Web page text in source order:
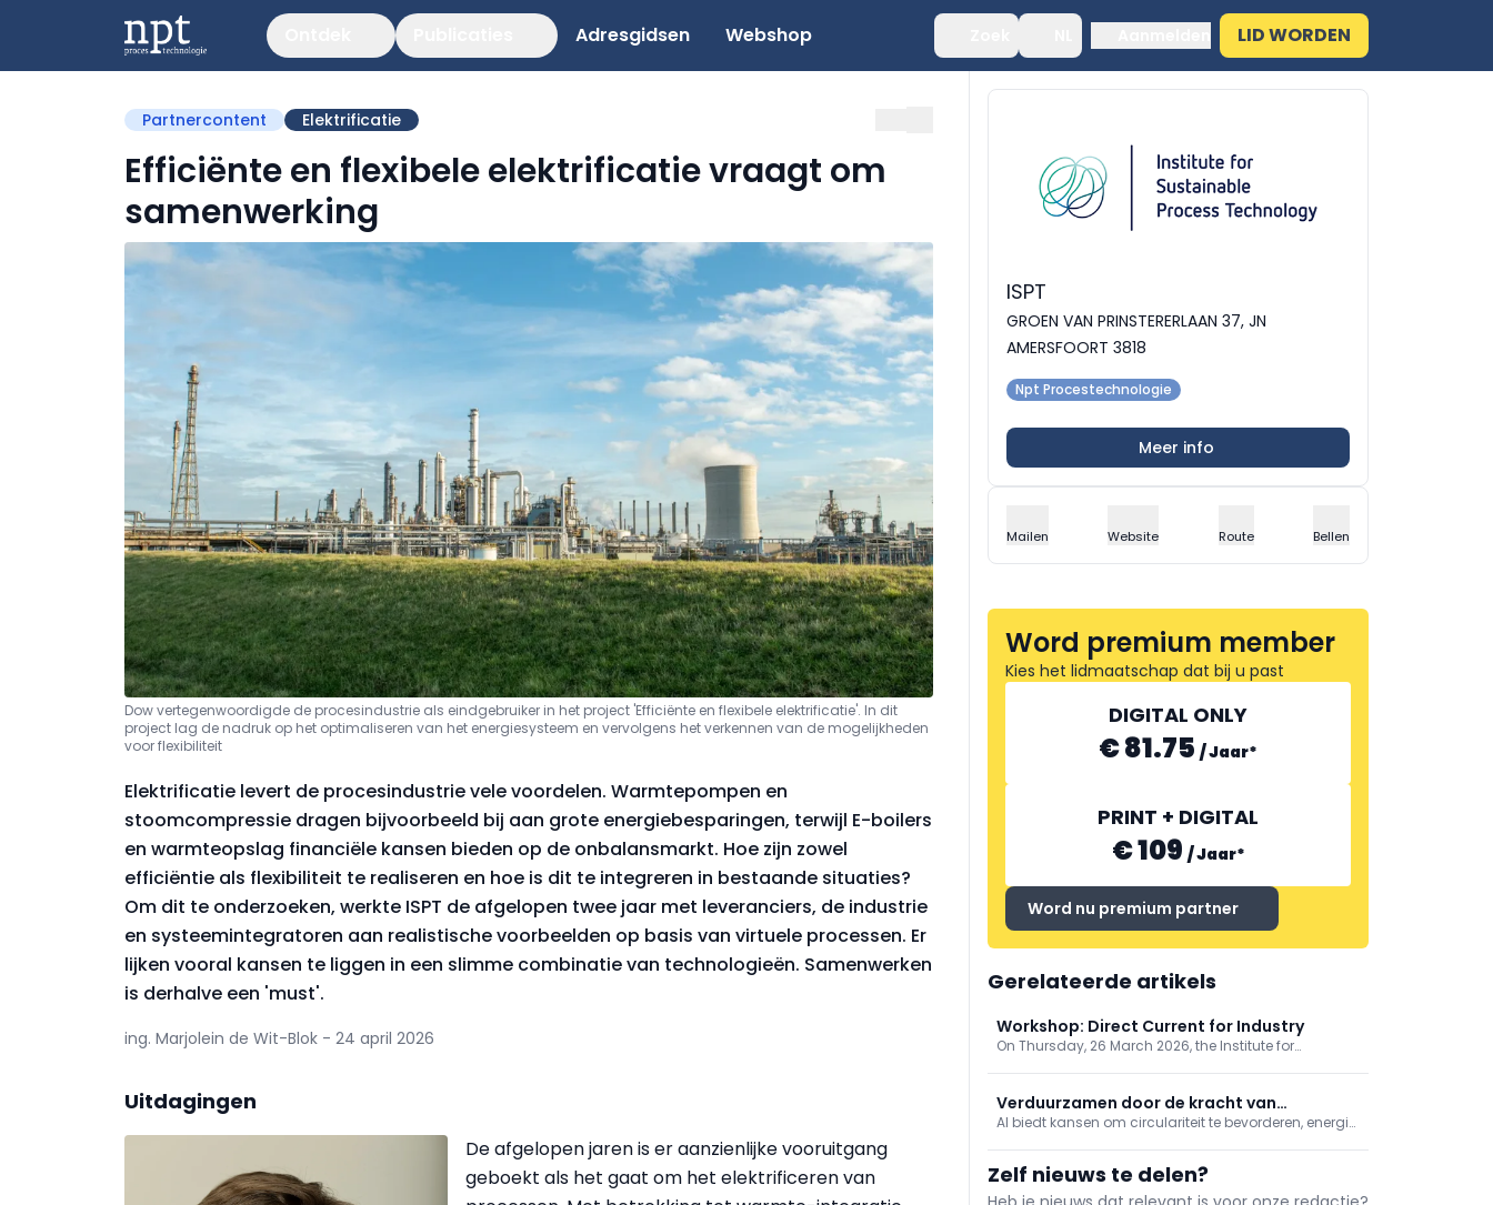
Adresgidsen Webshop LID WORDEN
Partnercontent Elektrificatie
Efficiënte en flexibele elektrificatie vraagt om
samenwerking
Dow vertegenwoordigde de procesindustrie als eindgebruiker in het project 'Efficiënte en flexibele elektrificatie'. In dit
project lag de nadruk op het optimaliseren van het energiesysteem en vervolgens het verkennen van de mogelijkheden
voor flexibiliteit
Elektrificatie levert de procesindustrie vele voordelen. Warmtepompen en
stoomcompressie dragen bijvoorbeeld bij aan grote energiebesparingen, terwijl E-boilers
en warmteopslag financiële kansen bieden op de onbalansmarkt. Hoe zijn zowel
efficiëntie als flexibiliteit te realiseren en hoe is dit te integreren in bestaande situaties?
Om dit te onderzoeken, werkte ISPT de afgelopen twee jaar met leveranciers, de industrie
en systeemintegratoren aan realistische voorbeelden op basis van virtuele processen. Er
lijken vooral kansen te liggen in een slimme combinatie van technologieën. Samenwerken
is derhalve een 'must'.
ing. Marjolein de Wit-Blok - 24 april 2026
Uitdagingen
De afgelopen jaren is er aanzienlijke vooruitgang
geboekt als het gaat om het elektrificeren van
ISPT
GROEN VAN PRINSTERERLAAN 37, JN
AMERSFOORT 3818
Npt Procestechnologie
Meer info
Mailen Website Route Bellen
Word premium member
Kies het lidmaatschap dat bij u past
DIGITAL ONLY
€ 81.75 /Jaar*
PRINT + DIGITAL
€ 109 /Jaar*
Word nu premium partner
Gerelateerde artikels
Workshop: Direct Current for Industry
On Thursday, 26 March 2026, the Institute for
an inspiration workshop dedicated to the future of
industrial energy systems based on Direct Current
Verduurzamen door de kracht van
digitalisering
AI biedt kansen om circulariteit te bevorderen, energie
met operators en het benutten van bestaande
proceskennis. ISPT speelt hierin een verbindende rol
Zelf nieuws te delen?